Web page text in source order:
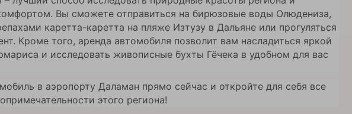
Вы сможете отправиться на бирюзовые воды Олюдениза,
каретта-каретта на пляже Изтузу в Дальяне или прогуляться
Кроме того, аренда автомобиля позволит вам насладиться яркой
и исследовать живописные бухты Гёчека в удобном для вас
в аэропорту Даламан прямо сейчас и откройте для себя все
этого региона!